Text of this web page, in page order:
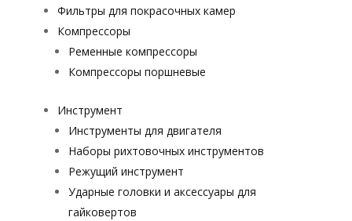
Фильтры для покрасочных камер
Компрессоры
Ременные компрессоры
Компрессоры поршневые
Инструмент
Инструменты для двигателя
Наборы рихтовочных инструментов
Режущий инструмент
Ударные головки и аксессуары для
гайковертов